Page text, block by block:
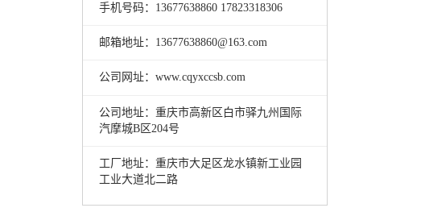
手机号码：13677638860 17823318306
邮箱地址：13677638860@163.com
公司网址：www.cqyxccsb.com
公司地址：重庆市高新区白市驿九州国际
汽摩城B区204号
工厂地址：重庆市大足区龙水镇新工业园
工业大道北二路